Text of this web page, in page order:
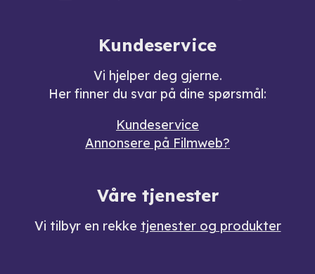
Kundeservice
Vi hjelper deg gjerne.
Her finner du svar på dine spørsmål:
Kundeservice
Annonsere på Filmweb?
Våre tjenester
Vi tilbyr en rekke tjenester og produkter